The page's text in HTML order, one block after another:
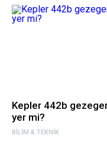
BILIM & TEKNIK
Kepler 442b
yer mi?